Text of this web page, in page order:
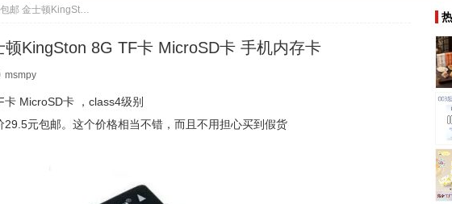
29.5元包邮 金士顿KingSton 8G TF卡 MicroSD卡 手机内存卡
顿KingSton 8G TF卡 MicroSD卡 手机内存卡
msmpy
MicroSD卡 ，class4级别
29.5元包邮。这个价格相当不错，而且不用担心买到假货